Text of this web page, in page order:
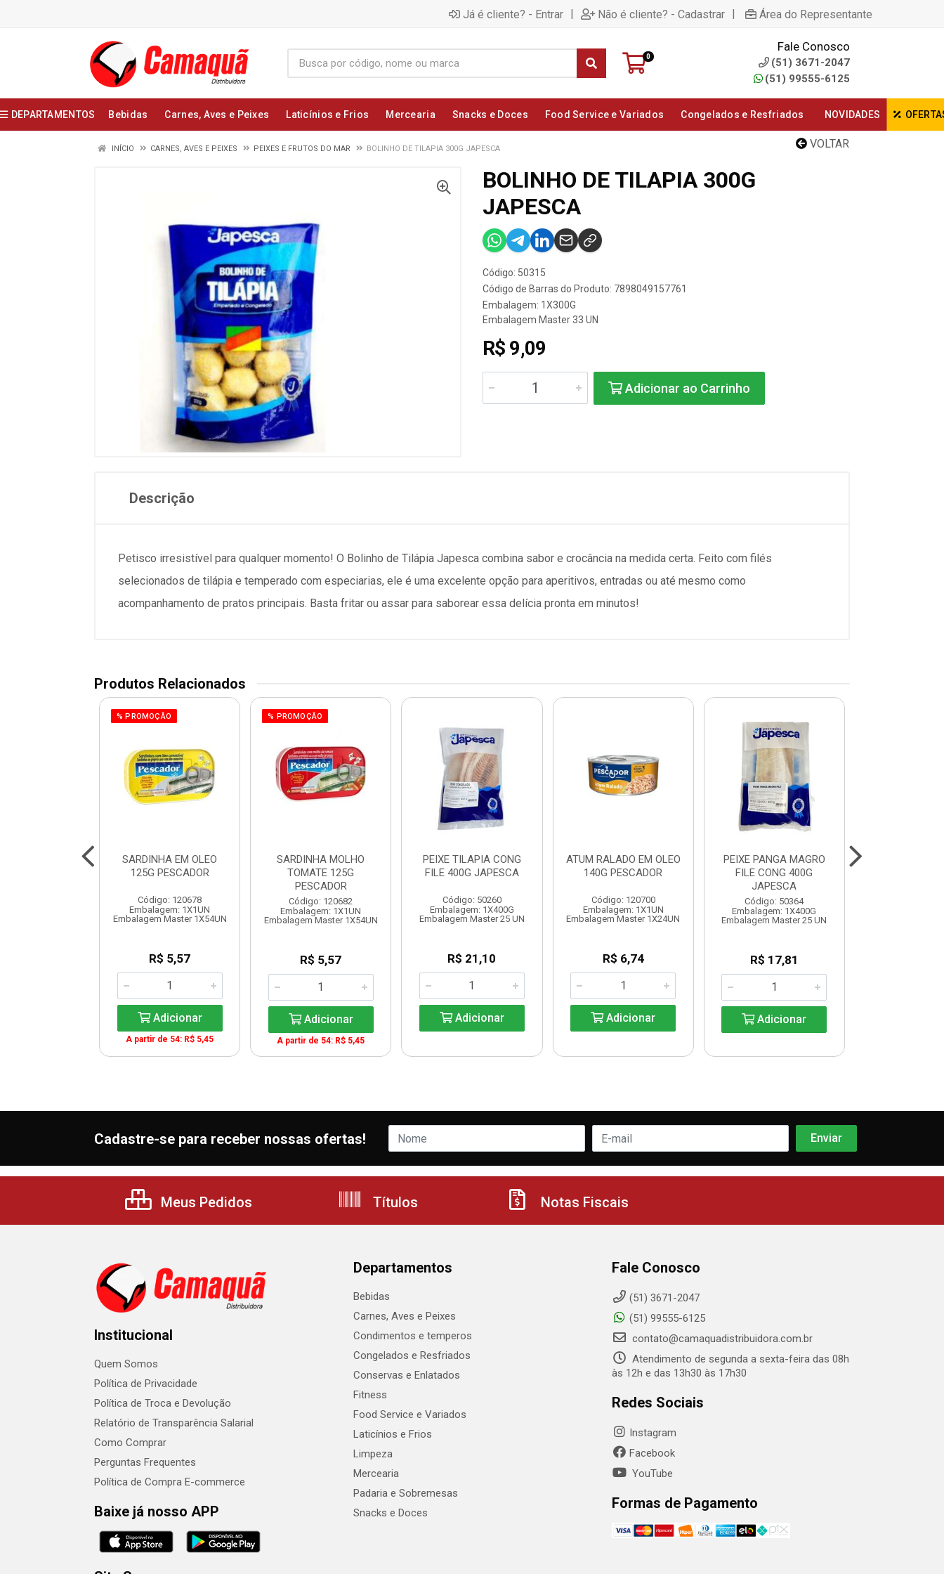
Já é cliente? - Entrar | Não é cliente? - Cadastrar | Área do Representante
0
Fale Conosco
(51) 3671-2047
(51) 99555-6125
DEPARTAMENTOS Bebidas Carnes, Aves e Peixes Laticínios e Frios Mercearia Snacks e Doces Food Service e Variados Congelados e Resfriados NOVIDADES
VOLTAR
INÍCIO CARNES, AVES E PEIXES PEIXES E FRUTOS DO MAR BOLINHO DE TILAPIA 300G JAPESCA
BOLINHO DE TILAPIA 300G
JAPESCA
Código: 50315
Código de Barras do Produto: 7898049157761
Embalagem: 1X300G
Embalagem Master 33 UN
R$ 9,09
Adicionar ao Carrinho
Descrição
Petisco irresistível para qualquer momento! O Bolinho de Tilápia Japesca combina sabor e crocância na medida certa. Feito com filés
selecionados de tilápia e temperado com especiarias, ele é uma excelente opção para aperitivos, entradas ou até mesmo como
acompanhamento de pratos principais. Basta fritar ou assar para saborear essa delícia pronta em minutos!
Produtos Relacionados
% PROMOÇÃO
SARDINHA EM OLEO
125G PESCADOR
Código: 120678
Embalagem: 1X1UN
Embalagem Master 1X54UN
R$ 5,57
Adicionar
A partir de 54: R$ 5,45
% PROMOÇÃO
SARDINHA MOLHO
TOMATE 125G
PESCADOR
Código: 120682
Embalagem: 1X1UN
Embalagem Master 1X54UN
R$ 5,57
Adicionar
A partir de 54: R$ 5,45
PEIXE TILAPIA CONG
FILE 400G JAPESCA
Código: 50260
Embalagem: 1X400G
Embalagem Master 25 UN
R$ 21,10
Adicionar
ATUM RALADO EM OLEO
140G PESCADOR
Código: 120700
Embalagem: 1X1UN
Embalagem Master 1X24UN
R$ 6,74
Adicionar
PEIXE PANGA MAGRO
FILE CONG 400G
JAPESCA
Código: 50364
Embalagem: 1X400G
Embalagem Master 25 UN
R$ 17,81
Adicionar
Cadastre-se para receber nossas ofertas!
Meus Pedidos Títulos Notas Fiscais
Institucional
Quem Somos
Política de Privacidade
Política de Troca e Devolução
Relatório de Transparência Salarial
Como Comprar
Perguntas Frequentes
Política de Compra E-commerce
Baixe já nosso APP
Departamentos
Bebidas
Carnes, Aves e Peixes
Condimentos e temperos
Congelados e Resfriados
Conservas e Enlatados
Fitness
Food Service e Variados
Laticínios e Frios
Limpeza
Mercearia
Padaria e Sobremesas
Snacks e Doces
Fale Conosco
(51) 3671-2047
(51) 99555-6125
contato@camaquadistribuidora.com.br
Atendimento de segunda a sexta-feira das 08h
às 12h e das 13h30 às 17h30
Redes Sociais
Instagram
Facebook
YouTube
Formas de Pagamento